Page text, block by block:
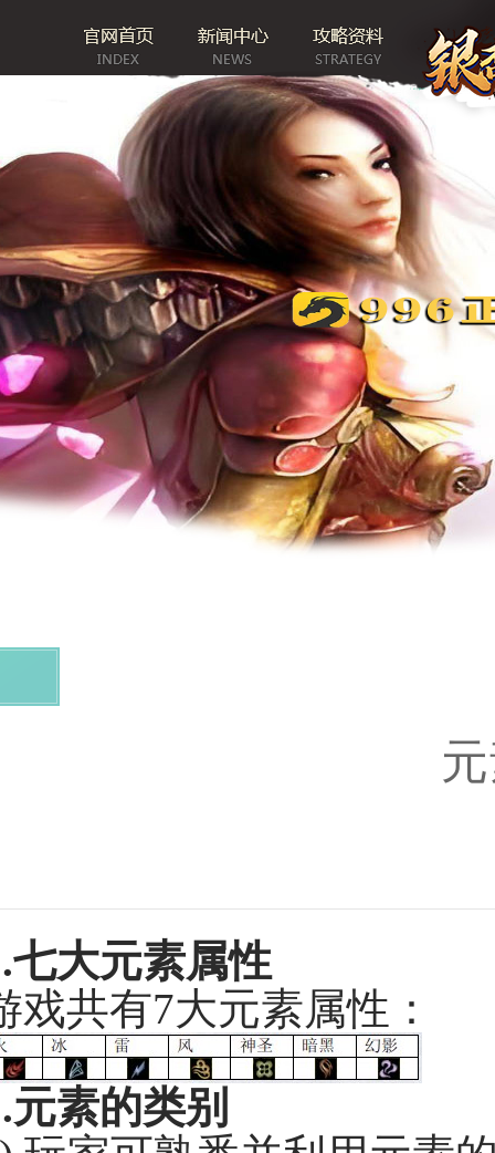
七大元素属性
戏共有7大元素属性：
元素的类别